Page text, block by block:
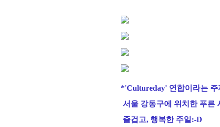
*'Cultureday' 연합이라는 주
서울 강동구에 위치한 푸른
즐겁고, 행복한 주일:-D